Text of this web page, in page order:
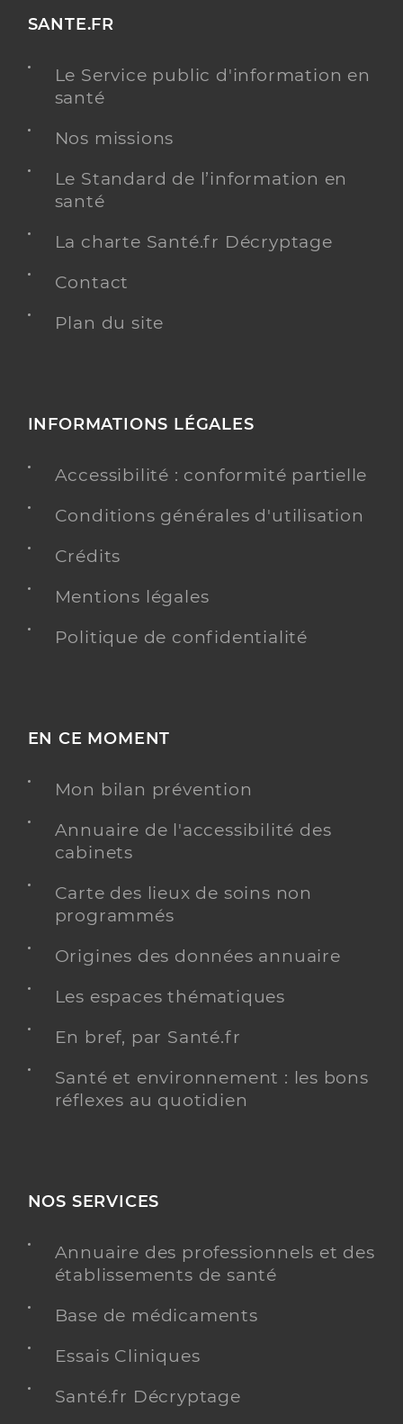
SANTE.FR
Le Service public d'information en
santé
Nos missions
Le Standard de l’information en
santé
La charte Santé.fr Décryptage
Contact
Plan du site
INFORMATIONS LÉGALES
Accessibilité : conformité partielle
Conditions générales d'utilisation
Crédits
Mentions légales
Politique de confidentialité
EN CE MOMENT
Mon bilan prévention
Annuaire de l'accessibilité des
cabinets
Carte des lieux de soins non
programmés
Origines des données annuaire
Les espaces thématiques
En bref, par Santé.fr
Santé et environnement : les bons
réflexes au quotidien
NOS SERVICES
Annuaire des professionnels et des
établissements de santé
Base de médicaments
Essais Cliniques
Santé.fr Décryptage